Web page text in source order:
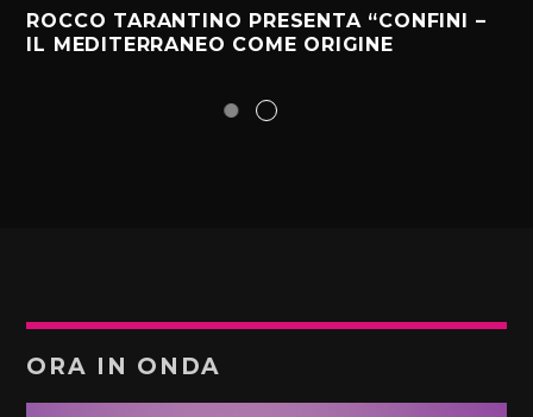
ROCCO TARANTINO PRESENTA “CONFINI –
IL MEDITERRANEO COME ORIGINE
ORA IN ONDA